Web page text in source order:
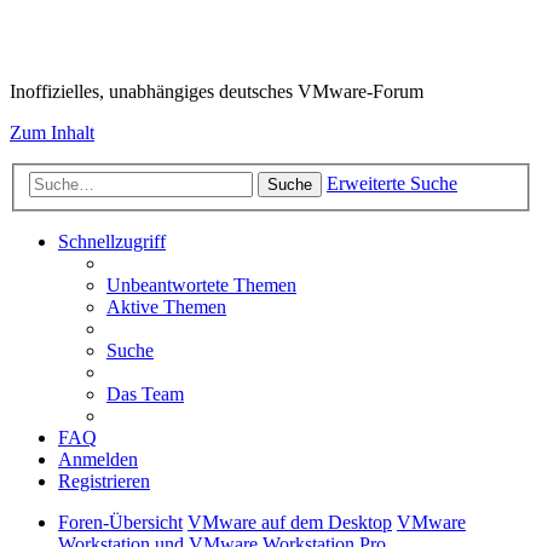
Inoffizielles, unabhängiges deutsches VMware-Forum
Zum Inhalt
Suche Erweiterte Suche
Schnellzugriff
Unbeantwortete Themen
Aktive Themen
Suche
Das Team
FAQ
Anmelden
Registrieren
Foren-Übersicht VMware auf dem Desktop VMware